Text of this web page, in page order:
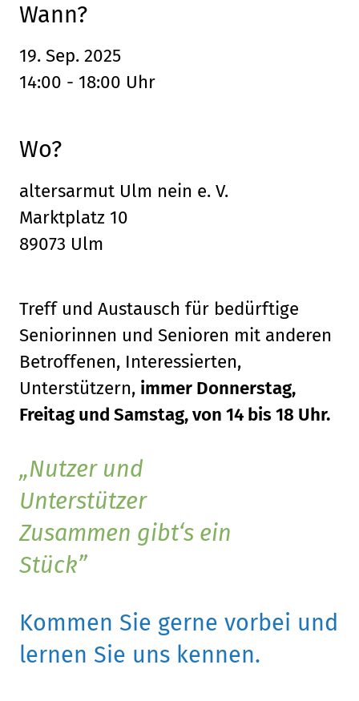
Wann?
19. Sep. 2025
14:00 - 18:00 Uhr
Wo?
altersarmut Ulm nein e. V.
Marktplatz 10
89073 Ulm
Treff und Austausch für bedürftige
Seniorinnen und Senioren mit anderen
Betroffenen, Interessierten,
Unterstützern, immer Donnerstag,
Freitag und Samstag, von 14 bis 18 Uhr.
Nutzer und
Unterstützer
Zusammen gibt‘s ein
Stück
Kommen Sie gerne vorbei und
lernen Sie uns kennen.